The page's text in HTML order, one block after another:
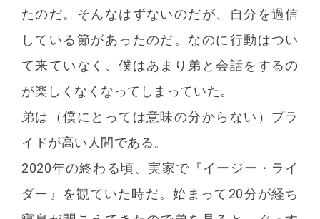
たのだ。そんなはずないのだが、自分を過信
している節があったのだ。なのに行動はつい
て来ていなく、僕はあまり弟と会話をするの
が楽しくなくなってしまっていた。
弟は（僕にとっては意味の分からない）プラ
イドが高い人間である。
2020年の終わる頃、実家で『イージー・ライ
ダー』を観ていた時だ。始まって20分が経ち